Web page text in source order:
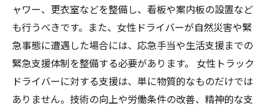
ャワー、更衣室などを整備し、看板や案内板の設置など
も行うべきです。また、女性ドライバーが自然災害や緊
急事態に遭遇した場合には、応急手当や生活支援までの
緊急支援体制を整備する必要があります。 女性トラック
ドライバーに対する支援は、単に物質的なものだけでは
ありません。技術の向上や労働条件の改善、精神的な支